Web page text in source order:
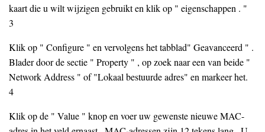
kaart die u wilt wijzigen gebruikt en klik op " eigenschappen . "
3
Klik op " Configure " en vervolgens het tabblad" Geavanceerd " .
Blader door de sectie " Property " , op zoek naar een van beide "
Network Address " of "Lokaal bestuurde adres" en markeer het.
4
Klik op de " Value " knop en voer uw gewenste nieuwe MAC-